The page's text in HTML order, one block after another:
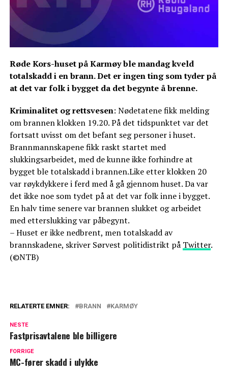
Røde Kors-huset på Karmøy ble mandag kveld
totalskadd i en brann. Det er ingen ting som tyder på
at det var folk i bygget da det begynte å brenne.
Kriminalitet og rettsvesen: Nødetatene fikk melding
om brannen klokken 19.20. På det tidspunktet var det
fortsatt uvisst om det befant seg personer i huset.
Brannmannskapene fikk raskt startet med
slukkingsarbeidet, med de kunne ikke forhindre at
bygget ble totalskadd i brannen.Like etter klokken 20
var røykdykkere i ferd med å gå gjennom huset. Da var
det ikke noe som tydet på at det var folk inne i bygget.
En halv time senere var brannen slukket og arbeidet
med etterslukking var påbegynt.
– Huset er ikke nedbrent, men totalskadd av
brannskadene, skriver Sørvest politidistrikt på Twitter.
(©NTB)
RELATERTE EMNER: BRANN KARMØY
NESTE
Fastprisavtalene ble billigere
FORRIGE
MC-fører skadd i ulykke